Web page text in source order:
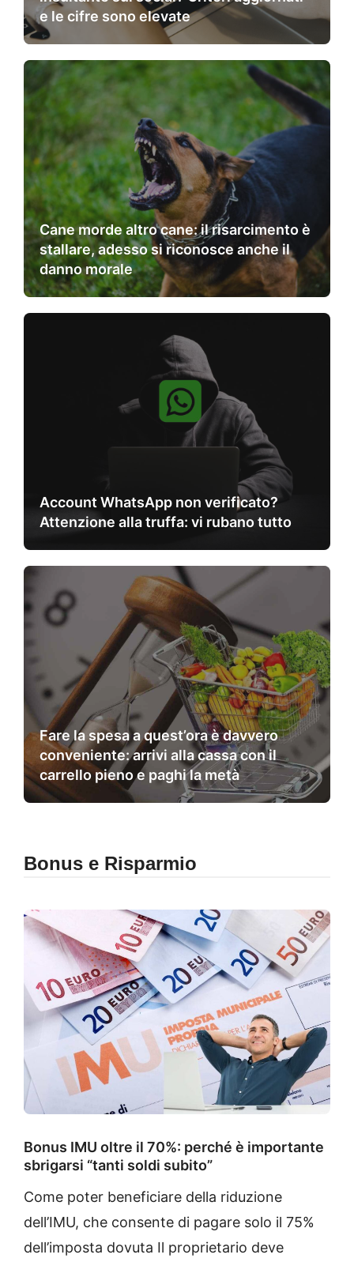
e le cifre sono elevate
Cane morde altro cane: il risarcimento è
stallare, adesso si riconosce anche il
danno morale
Account WhatsApp non verificato?
Attenzione alla truffa: vi rubano tutto
Fare la spesa a quest’ora è davvero
conveniente: arrivi alla cassa con il
carrello pieno e paghi la metà
Bonus e Risparmio
Bonus IMU oltre il 70%: perché è importante
sbrigarsi “tanti soldi subito”
Come poter beneficiare della riduzione
dell’IMU, che consente di pagare solo il 75%
dell’imposta dovuta Il proprietario deve